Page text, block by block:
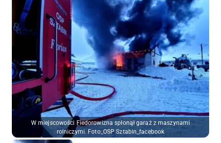
W miejscowości Fiedorowizna spłonął garaż z maszynami
rolniczymi. Foto_OSP Sztabin_facebook